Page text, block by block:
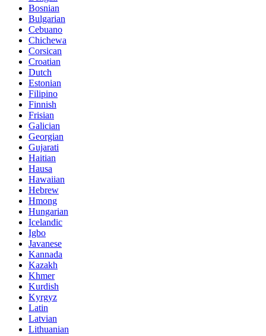
Bosnian
Bulgarian
Cebuano
Chichewa
Corsican
Croatian
Dutch
Estonian
Filipino
Finnish
Frisian
Galician
Georgian
Gujarati
Haitian
Hausa
Hawaiian
Hebrew
Hmong
Hungarian
Icelandic
Igbo
Javanese
Kannada
Kazakh
Khmer
Kurdish
Kyrgyz
Latin
Latvian
Lithuanian